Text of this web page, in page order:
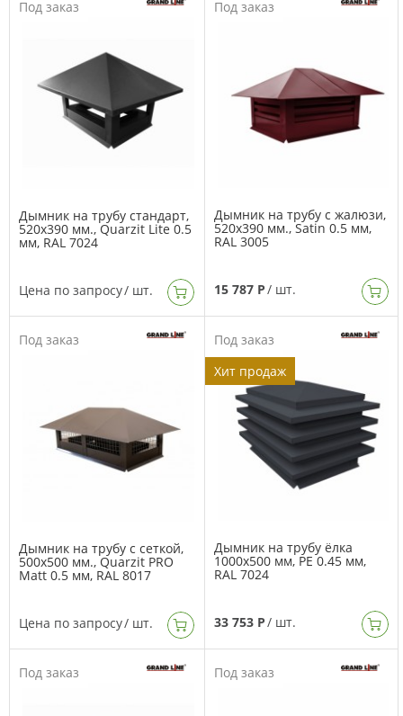
Под заказ
Дымник на трубу стандарт,
520х390 мм., Quarzit Lite 0.5
мм, RAL 7024
Цена по запросу/ шт.
Под заказ
Дымник на трубу с жалюзи,
520х390 мм., Satin 0.5 мм,
RAL 3005
15 787 Р/ шт.
Под заказ
Дымник на трубу с сеткой,
500х500 мм., Quarzit PRO
Matt 0.5 мм, RAL 8017
Цена по запросу/ шт.
Под заказ
Хит продаж
Дымник на трубу ёлка
1000х500 мм, PE 0.45 мм,
RAL 7024
33 753 Р/ шт.
Под заказ Под заказ